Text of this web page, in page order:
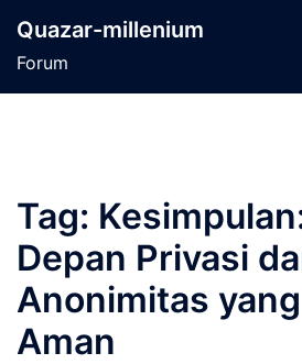
Quazar-millenium
Forum
Tag:
Depan Privasi
Anonimitas
Aman